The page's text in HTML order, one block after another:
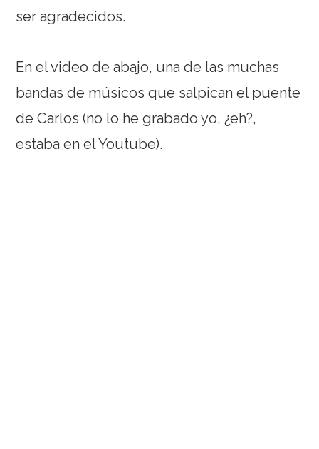
ser agradecidos.
En el video de abajo, una de las muchas
bandas de músicos que salpican el puente
de Carlos (no lo he grabado yo, ¿eh?,
estaba en el Youtube).